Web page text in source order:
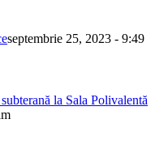
septembrie 25, 2023 - 9:49
la Sala Polivalentă